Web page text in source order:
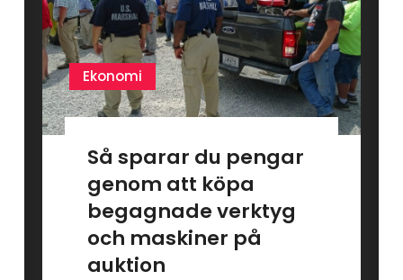
Ekonomi
Så sparar du pengar
genom att köpa
begagnade verktyg
och maskiner på
auktion